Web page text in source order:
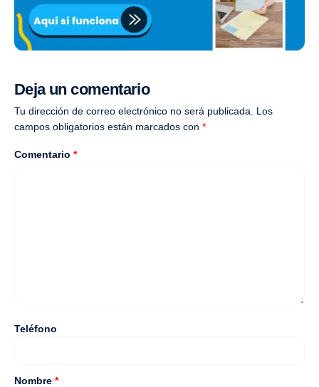
Deja un comentario
Tu dirección de correo electrónico no será publicada.
Los
campos obligatorios están marcados con *
Comentario *
Teléfono
Nombre *